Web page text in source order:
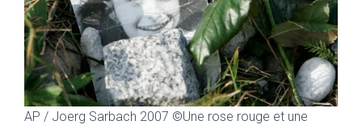
AP / Joerg Sarbach 2007 ©Une rose rouge et une